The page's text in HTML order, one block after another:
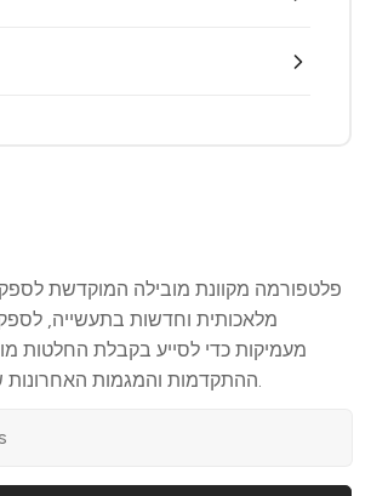
פלטפורמה מקוונת מובילה המוקדשת
מלאכותית וחדשות בתעשייה,
מעמיקות כדי לסייע בקבלת החלטות
ההתקדמות והמגמות האחרונות של הבינה המלאכותית.